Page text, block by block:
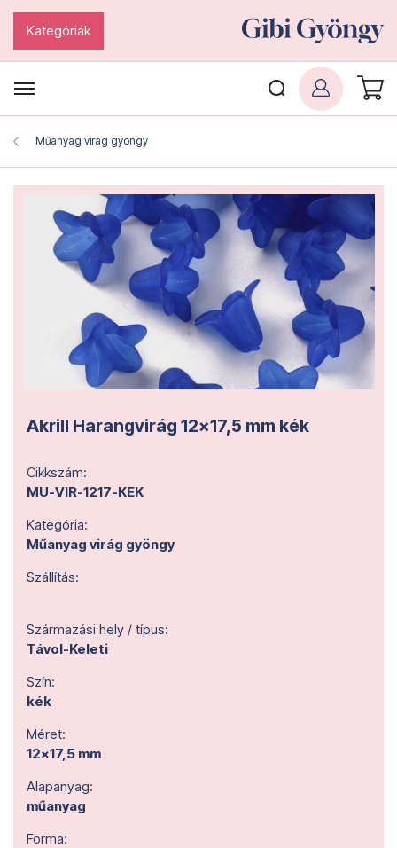
Kategóriák
Műanyag virág gyöngy
Akrill Harangvirág 12x17,5 mm kék
Cikkszám:
MU-VIR-1217-KEK
Kategória:
Műanyag virág gyöngy
Szállítás:
Származási hely / típus:
Távol-Keleti
Szín:
kék
Méret:
12x17,5 mm
Alapanyag:
műanyag
Forma: